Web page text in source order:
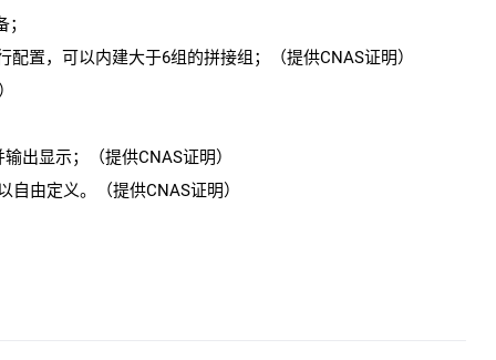
置，可以内建大于6组的拼接组；（提供CNAS证明）
出显示；（提供CNAS证明）
由定义。（提供CNAS证明）